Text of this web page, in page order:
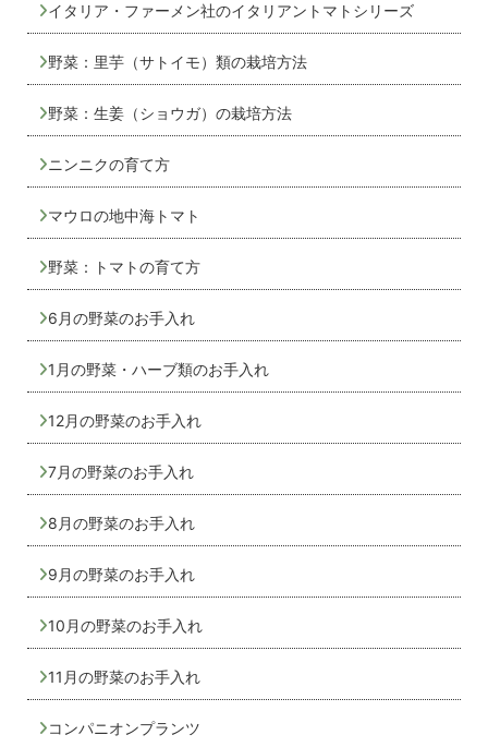
イタリア・ファーメン社のイタリアントマトシリーズ
野菜：里芋（サトイモ）類の栽培方法
野菜：生姜（ショウガ）の栽培方法
ニンニクの育て方
マウロの地中海トマト
野菜：トマトの育て方
6月の野菜のお手入れ
1月の野菜・ハーブ類のお手入れ
12月の野菜のお手入れ
7月の野菜のお手入れ
8月の野菜のお手入れ
9月の野菜のお手入れ
10月の野菜のお手入れ
11月の野菜のお手入れ
コンパニオンプランツ